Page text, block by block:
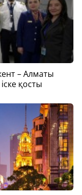
– Алматы
қосты